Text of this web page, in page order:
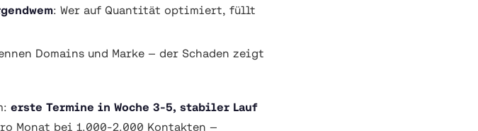
: Wer auf Quantität optimiert, füllt
Domains und Marke — der Schaden zeigt
erste Termine in Woche 3-5, stabiler Lauf
Monat bei 1.000-2.000 Kontakten —